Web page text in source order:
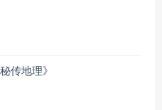
传地理》